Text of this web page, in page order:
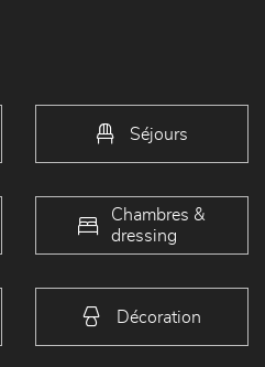
Séjours
Chambres &
dressing
Décoration